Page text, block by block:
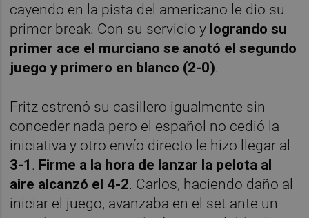
cayendo en la pista del americano le dio su
primer break. Con su servicio y logrando su
primer ace el murciano se anotó el segundo
juego y primero en blanco (2-0).
Fritz estrenó su casillero igualmente sin
conceder nada pero el español no cedió la
iniciativa y otro envío directo le hizo llegar al
3-1 . Firme a la hora de lanzar la pelota al
aire alcanzó el 4-2. Carlos, haciendo daño al
iniciar el juego, avanzaba en el set ante un